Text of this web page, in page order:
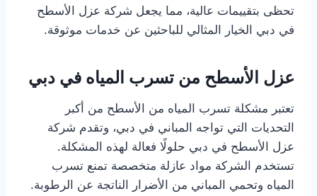
تحظى بتقييمات عالية، مما يجعل شركة عزل الأسطح
في دبي الخيار المثالي للباحثين عن خدمات موثوقة.
عزل الأسطح من تسرب المياه في دبي
تعتبر مشكلة تسرب المياه من الأسطح من أكبر
التحديات التي تواجه المباني في دبي، وتقدم شركة
عزل الأسطح في دبي حلولًا فعالة لهذه المشكلة.
تستخدم الشركة مواد عازلة متخصصة تمنع تسرب
المياه وتحمي المباني من الأضرار الناتجة عن الرطوبة.